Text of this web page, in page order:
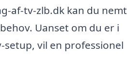
af-tv-zlb.dk kan du nemt
Uanset om du er i
vil en professionel